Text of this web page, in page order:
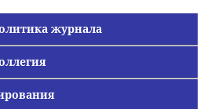
журнала